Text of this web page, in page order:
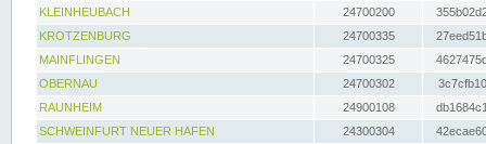
KLEINHEUBACH 24700200
KROTZENBURG
24700335
MAINFLINGEN
24700325
OBERNAU
24700302
RAUNHEIM
24900108
SCHWEINFURT NEUER HAFEN
24300304